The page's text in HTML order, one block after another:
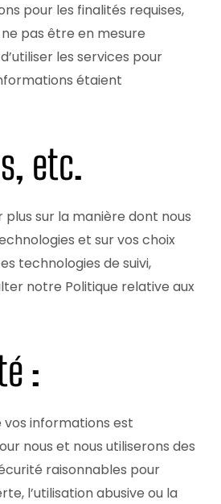
pour les finalités requises,
pas être en mesure
les services pour
étaient
etc.
plus sur la manière dont nous
et sur vos choix
technologies de suivi,
notre Politique relative aux
:
vos informations est
nous et nous utiliserons des
raisonnables pour
l’utilisation abusive ou la